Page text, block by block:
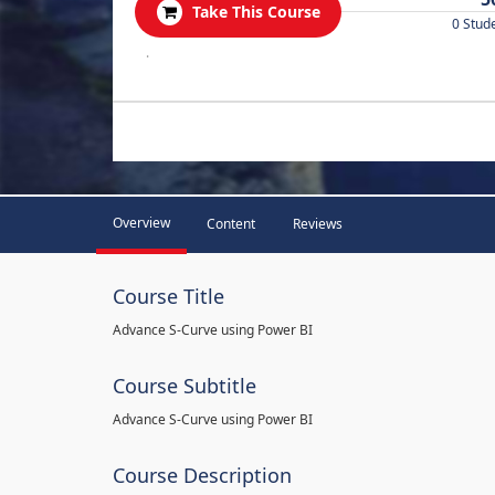
Take This Course
0
.
Overview Content Reviews
Course Title
Advance S-Curve using Power BI
Course Subtitle
Advance S-Curve using Power BI
Course Description